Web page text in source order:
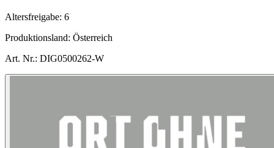
Altersfreigabe: 6
Produktionsland: Österreich
Art. Nr.: DIG0500262-W